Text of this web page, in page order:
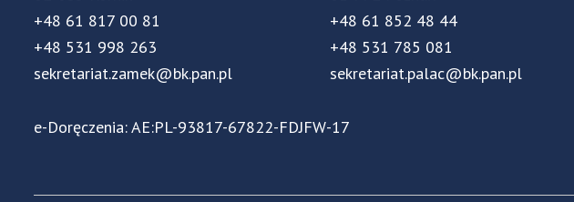
+48 61 817 00 81
+48 531 998 263
sekretariat.zamek@bk.pan.pl
+48 61 852 48 44
+48 531 785 081
sekretariat.palac@bk.pan.pl
e-Doręczenia: AE:PL-93817-67822-FDJFW-17